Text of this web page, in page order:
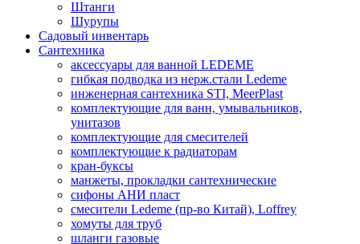
Штанги
Шурупы
Садовый инвентарь
Сантехника
аксессуары для ванной LEDEME
гибкая подводка из нерж.стали Ledeme
инженерная сантехника STI, MeerPlast
комплектующие для ванн, умывальников,
унитазов
комплектующие для смесителей
комплектующие к радиаторам
кран-буксы
манжеты, прокладки сантехнические
сифоны АНИ пласт
смесители Ledeme (пр-во Китай), Loffrey
хомуты для труб
шланги газовые